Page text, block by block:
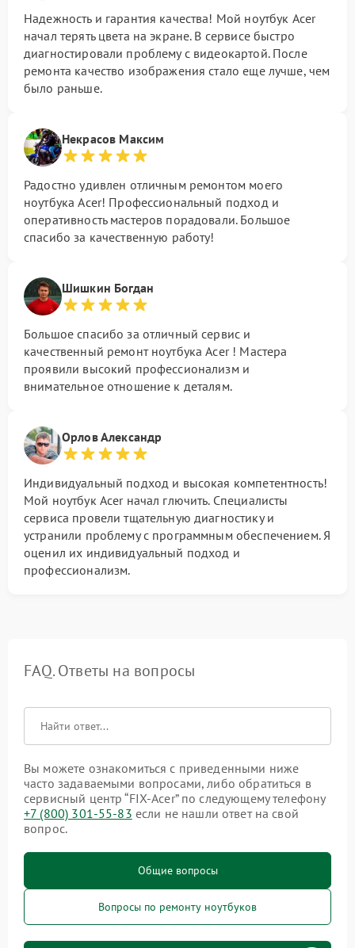
Надежность и гарантия качества! Мой ноутбук Acer
начал терять цвета на экране. В сервисе быстро
диагностировали проблему с видеокартой. После
ремонта качество изображения стало еще лучше, чем
было раньше.
Некрасов Максим
Радостно удивлен отличным ремонтом моего
ноутбука Acer! Профессиональный подход и
оперативность мастеров порадовали. Большое
спасибо за качественную работу!
Шишкин Богдан
Большое спасибо за отличный сервис и
качественный ремонт ноутбука Acer ! Мастера
проявили высокий профессионализм и
внимательное отношение к деталям.
Орлов Александр
Индивидуальный подход и высокая компетентность!
Мой ноутбук Acer начал глючить. Специалисты
сервиса провели тщательную диагностику и
устранили проблему с программным обеспечением. Я
оценил их индивидуальный подход и
профессионализм.
FAQ. Ответы на вопросы
Вы можете ознакомиться с приведенными ниже
часто задаваемыми вопросами, либо обратиться в
сервисный центр “FIX-Acer” по следующему телефону
+7 (800) 301-55-83 если не нашли ответ на свой
вопрос.
Общие вопросы
Вопросы по ремонту ноутбуков